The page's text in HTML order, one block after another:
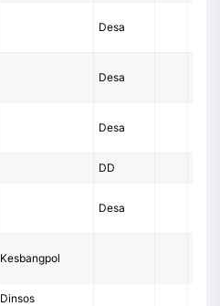
Desa
Desa
Desa
DD
Desa
Kesbangpol
Dinsos